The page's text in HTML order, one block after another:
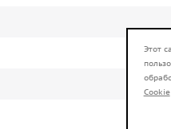
Этот
Cookie